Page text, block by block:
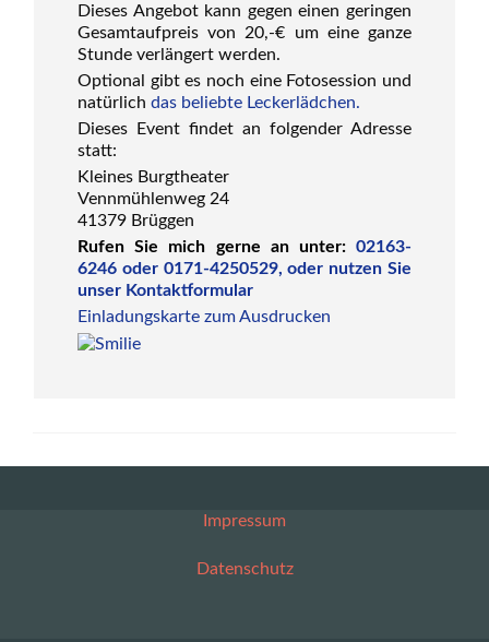
Dieses Angebot kann gegen einen geringen
Gesamtaufpreis von 20,-€ um eine ganze
Stunde verlängert werden.
Optional gibt es noch eine Fotosession und
natürlich das beliebte Leckerlädchen.
Dieses Event findet an folgender Adresse
statt:
Kleines Burgtheater
Vennmühlenweg 24
41379 Brüggen
Rufen Sie mich gerne an unter: 02163-
6246 oder 0171-4250529, oder nutzen Sie
unser Kontaktformular
Einladungskarte zum Ausdrucken
Impressum
Datenschutz